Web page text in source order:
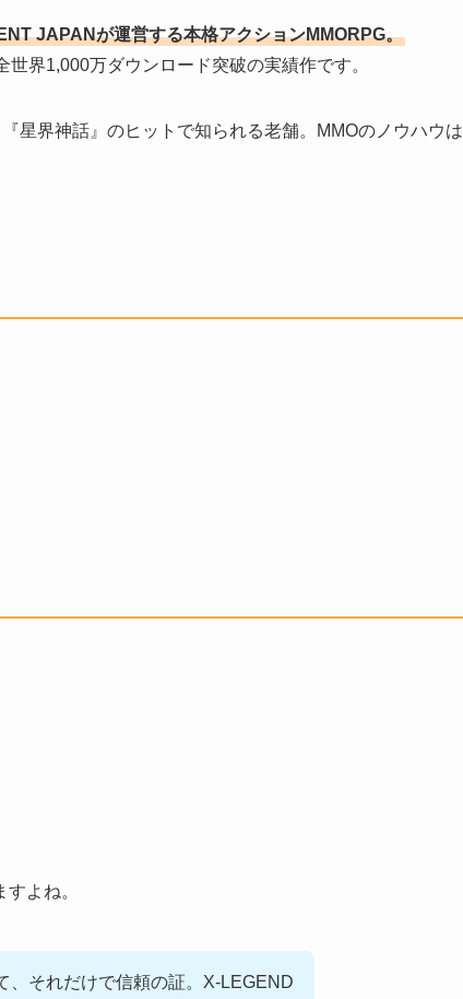
JAPANが運営する本格アクションMMORPG。
界1,000万ダウンロード突破の実績作です。
星界神話』のヒットで知られる老舗。MMOのノウハウは
よね。
、それだけで信頼の証。X-LEGEND